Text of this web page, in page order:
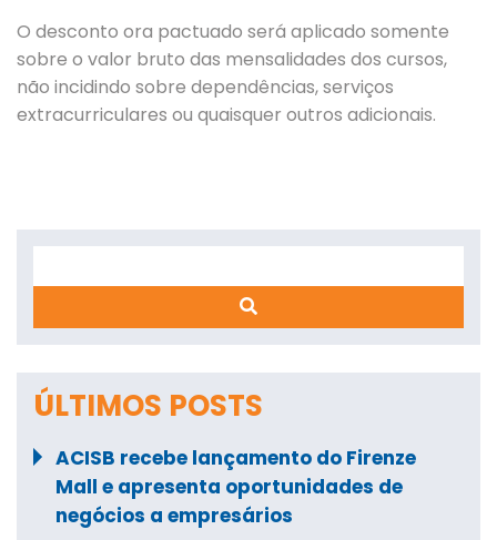
O desconto ora pactuado será aplicado somente
sobre o valor bruto das mensalidades dos cursos,
não incidindo sobre dependências, serviços
extracurriculares ou quaisquer outros adicionais.
ÚLTIMOS POSTS
ACISB recebe lançamento do Firenze
Mall e apresenta oportunidades de
negócios a empresários